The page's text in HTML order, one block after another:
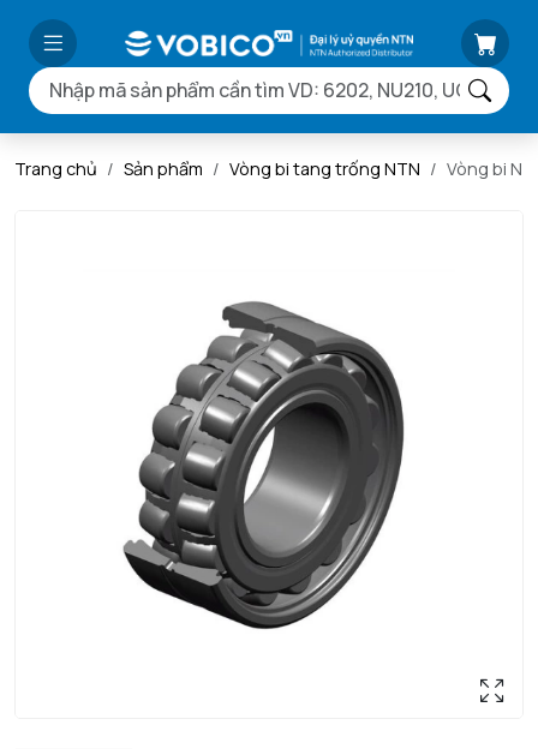
Trang chủ Sản phẩm Vòng bi tang trống NTN Vòng bi